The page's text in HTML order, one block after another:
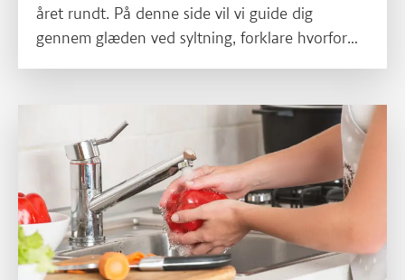
året rundt. På denne side vil vi guide dig
gennem glæden ved syltning, forklare hvorfor
os dykke ned i sylteverdenen!
Læs mere om Skyl dit frugt og grønt - og kog dine hindbær